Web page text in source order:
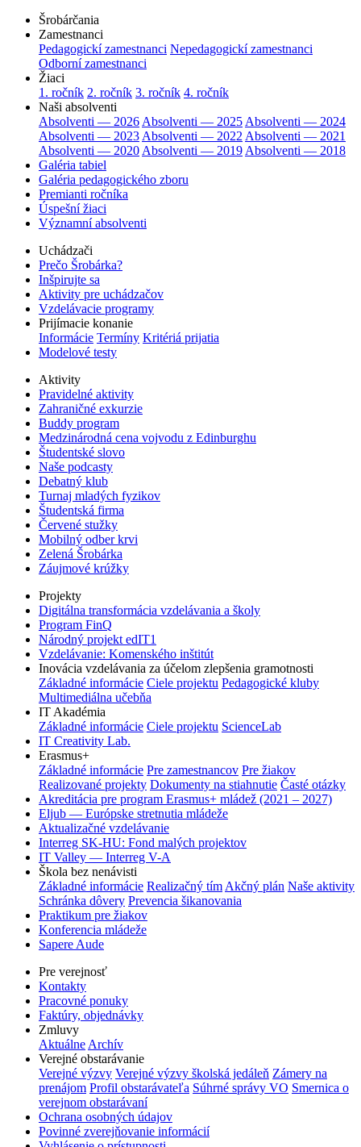
Šrobárčania
Zamestnanci
Pedagogickí zamestnanci Nepedagogickí zamestnanci
Odborní zamestnanci
Žiaci
1. ročník 2. ročník 3. ročník 4. ročník
Naši absolventi
Absolventi — 2026 Absolventi — 2025 Absolventi — 2024
Absolventi — 2023 Absolventi — 2022 Absolventi — 2021
Absolventi — 2020 Absolventi — 2019 Absolventi — 2018
Galéria tabiel
Galéria pedagogického zboru
Premianti ročníka
Úspešní žiaci
Významní absolventi
Uchádzači
Prečo Šrobárka?
Inšpirujte sa
Aktivity pre uchádzačov
Vzdelávacie programy
Prijímacie konanie
Informácie Termíny Kritériá prijatia
Modelové testy
Aktivity
Pravidelné aktivity
Zahraničné exkurzie
Buddy program
Medzinárodná cena vojvodu z Edinburghu
Študentské slovo
Naše podcasty
Debatný klub
Turnaj mladých fyzikov
Študentská firma
Červené stužky
Mobilný odber krvi
Zelená Šrobárka
Záujmové krúžky
Projekty
Digitálna transformácia vzdelávania a školy
Program FinQ
Národný projekt edIT1
Vzdelávanie: Komenského inštitút
Inovácia vzdelávania za účelom zlepšenia gramotnosti
Základné informácie Ciele projektu Pedagogické kluby
Multimediálna učebňa
IT Akadémia
Základné informácie Ciele projektu ScienceLab
IT Creativity Lab.
Erasmus+
Základné informácie Pre zamestnancov Pre žiakov
Realizované projekty Dokumenty na stiahnutie Časté otázky
Akreditácia pre program Erasmus+ mládež (2021 – 2027)
Eljub — Európske stretnutia mládeže
Aktualizačné vzdelávanie
Interreg SK-HU: Fond malých projektov
IT Valley — Interreg V-A
Škola bez nenávisti
Základné informácie Realizačný tím Akčný plán Naše aktivity
Schránka dôvery Prevencia šikanovania
Praktikum pre žiakov
Konferencia mládeže
Sapere Aude
Pre verejnosť
Kontakty
Pracovné ponuky
Faktúry, objednávky
Zmluvy
Aktuálne Archív
Verejné obstarávanie
Verejné výzvy Verejné výzvy školská jedáleň Zámery na
prenájom Profil obstarávateľa Súhrné správy VO Smernica o
verejnom obstarávaní
Ochrana osobných údajov
Povinné zverejňovanie informácií